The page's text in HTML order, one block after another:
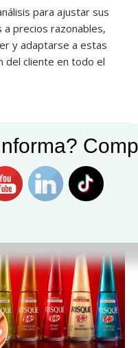
para ajustar sus
precios razonables,
y adaptarse a estas
del cliente en todo el
impulsar el consumo sin
alcohol